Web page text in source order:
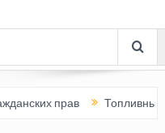
прав Топливный